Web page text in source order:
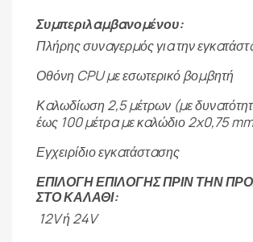
Συμπεριλαμβανομένου:
Πλήρης συναγερμός για την
Οθόνη CPU με εσωτερικό βομβητή
Καλωδίωση 2,5 μέτρων (με
έως 100 μέτρα με καλώδιο 2x0,75
Εγχειρίδιο εγκατάστασης
ΕΠΙΛΟΓΗ ΕΠΙΛΟΓΗΣ ΠΡΙΝ ΤΗΝ
ΣΤΟ ΚΑΛΑΘΙ:
12V ή 24V